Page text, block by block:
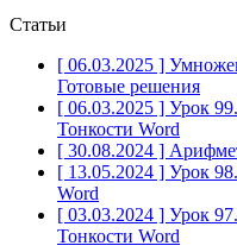
Статьи
[ 06.03.2025 ]
Готовые решения
[ 06.03.2025 ] Урок
Тонкости Word
[ 30.08.2024 ]
[ 13.05.2024 ] Урок
Word
[ 03.03.2024 ] Урок
Тонкости Word